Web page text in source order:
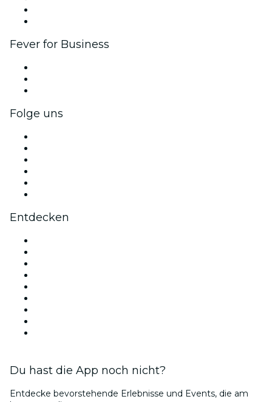
Fever for Business
Folge uns
Entdecken
Du hast die App noch nicht?
Entdecke bevorstehende Erlebnisse und Events, die am